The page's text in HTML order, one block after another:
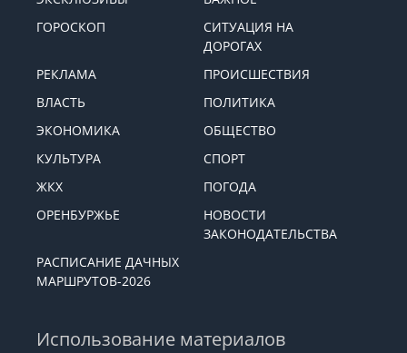
ГОРОСКОП
СИТУАЦИЯ НА
ДОРОГАХ
РЕКЛАМА
ПРОИСШЕСТВИЯ
ВЛАСТЬ
ПОЛИТИКА
ЭКОНОМИКА
ОБЩЕСТВО
КУЛЬТУРА
СПОРТ
ЖКХ
ПОГОДА
ОРЕНБУРЖЬЕ
НОВОСТИ
ЗАКОНОДАТЕЛЬСТВА
РАСПИСАНИЕ ДАЧНЫХ
МАРШРУТОВ-2026
Использование материалов